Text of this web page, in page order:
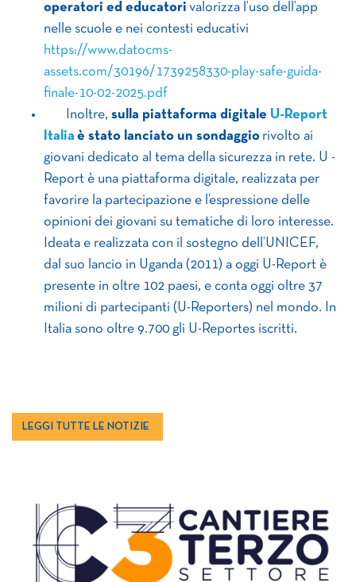
operatori ed educatori valorizza l’uso dell’app
nelle scuole e nei contesti educativi
https://www.datocms-
assets.com/30196/1739258330-play-safe-guida-
finale-10-02-2025.pdf
Inoltre, sulla piattaforma digitale U-Report
Italia è stato lanciato un sondaggio rivolto ai
giovani dedicato al tema della sicurezza in rete. U -
Report è una piattaforma digitale, realizzata per
favorire la partecipazione e l’espressione delle
opinioni dei giovani su tematiche di loro interesse.
Ideata e realizzata con il sostegno dell’UNICEF,
dal suo lancio in Uganda (2011) a oggi U-Report è
presente in oltre 102 paesi, e conta oggi oltre 37
milioni di partecipanti (U-Reporters) nel mondo. In
Italia sono oltre 9.700 gli U-Reportes iscritti.
LEGGI TUTTE LE NOTIZIE